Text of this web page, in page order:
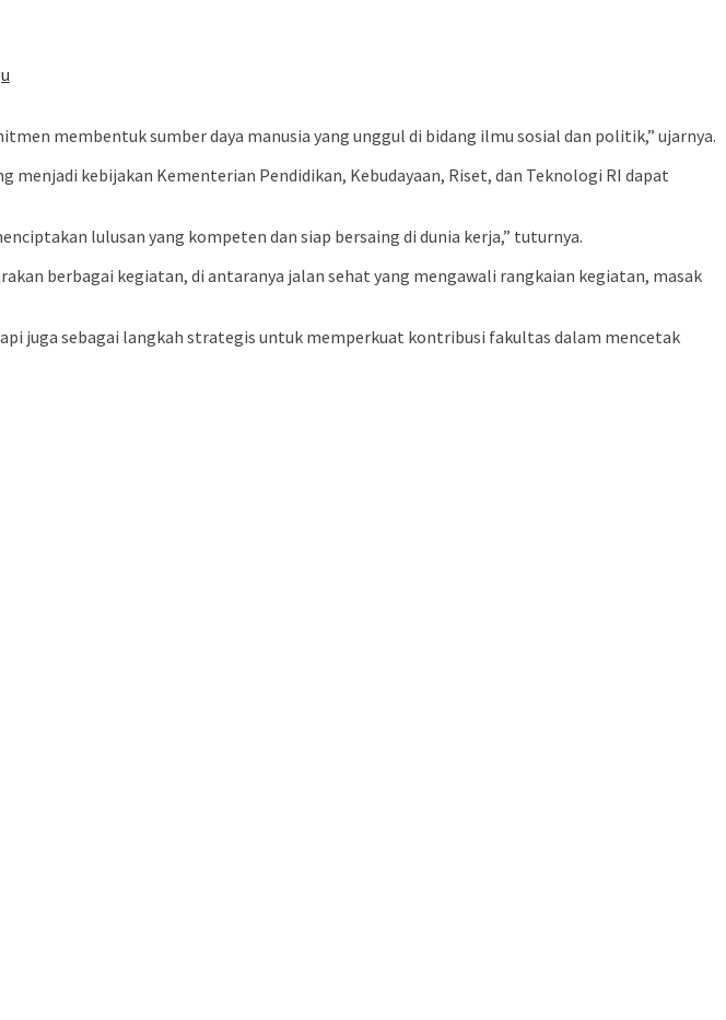
membentuk sumber daya manusia yang unggul di bidang ilmu sosial dan politik,” ujarnya.
menjadi kebijakan Kementerian Pendidikan, Kebudayaan, Riset, dan Teknologi RI dapat
lulusan yang kompeten dan siap bersaing di dunia kerja,” tuturnya.
berbagai kegiatan, di antaranya jalan sehat yang mengawali rangkaian kegiatan, masak
juga sebagai langkah strategis untuk memperkuat kontribusi fakultas dalam mencetak